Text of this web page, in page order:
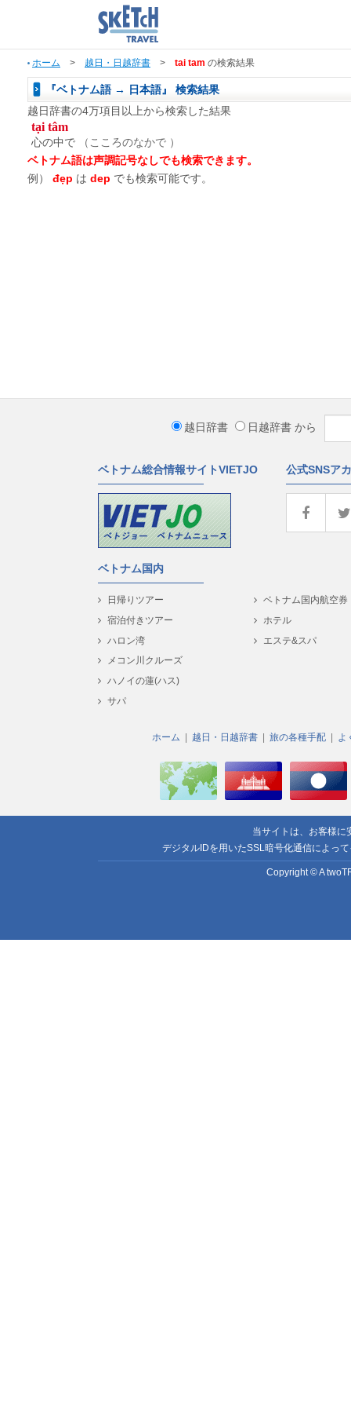
ホーム > 越日・日越辞書 > tai tam の検索結果
『ベトナム語 → 日本語』 検索結果
越日辞書の4万項目以上から検索した結果
tại tâm
心の中で （こころのなかで ）
ベトナム語は声調記号なしでも検索できます。
例）
đẹp は dep でも検索可能です。
越日辞書 日越辞書 から
ベトナム総合情報サイトVIETJO 公式SNSア
ベトナム国内
日帰りツアー
宿泊付きツアー
ハロン湾
メコン川クルーズ
ハノイの蓮(ハス)
サパ
ベトナム国内航空券
ホテル
エステ&スパ
ホーム 越日・日越辞書 旅の各種手配 よ
当サイトは、お客様に
デジタルIDを用いたSSL暗号化通信によっ
Copyright © A